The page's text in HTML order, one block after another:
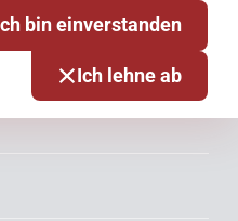
bin einverstanden
Ich lehne ab